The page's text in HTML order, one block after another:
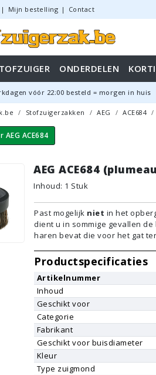
| Mijn bestelling | Contact
ONDERDELEN
vóór 22:00 besteld = morgen in huis
Stofzuigerzakken AEG ACE684
AEG ACE684
AEG ACE684
Inhoud: 1 Stuk
Past mogelijk niet in het
dient u in sommige gevallen
haren bevat die voor het gat
Productspecificaties
Artikelnummer
Inhoud
Geschikt voor
Categorie
Fabrikant
Geschikt voor buisdiameter
Kleur
Type zuigmond